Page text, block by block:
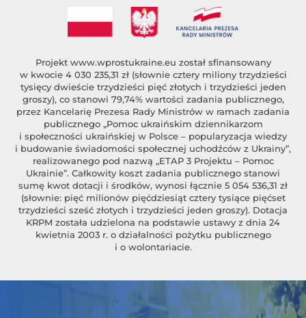
Projekt www.wprostukraine.eu został sfinansowany
w kwocie 4 030 235,31 zł (słownie cztery miliony trzydzieści
tysięcy dwieście trzydzieści pięć złotych i trzydzieści jeden
groszy), co stanowi 79,74% wartości zadania publicznego,
przez Kancelarię Prezesa Rady Ministrów w ramach zadania
publicznego „Pomoc ukraińskim dziennikarzom
i społeczności ukraińskiej w Polsce – popularyzacja wiedzy
i budowanie świadomości społecznej uchodźców z Ukrainy”,
realizowanego pod nazwą „ETAP 3 Projektu – Pomoc
Ukrainie”. Całkowity koszt zadania publicznego stanowi
sumę kwot dotacji i środków, wynosi łącznie 5 054 536,31 zł
(słownie: pięć milionów pięćdziesiąt cztery tysiące pięćset
trzydzieści sześć złotych i trzydzieści jeden groszy). Dotacja
KRPM została udzielona na podstawie ustawy z dnia 24
kwietnia 2003 r. o działalności pożytku publicznego
i o wolontariacie.